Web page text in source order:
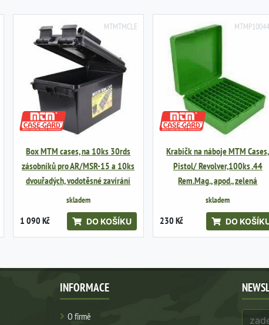
MTMTMCLE
Box MTM cases, na 10ks 30rds
zásobníků pro AR/MSR-15 a 10ks
dvouřadých, vodotěsné zavírání
skladem
1 090 Kč DO KOŠÍKU
Krabičk na náboje MTM Cases,
Pistol/ Revolver,100ks .44
Rem.Mag., apod., zelená
skladem
230 Kč DO
INFORMACE
O firmě